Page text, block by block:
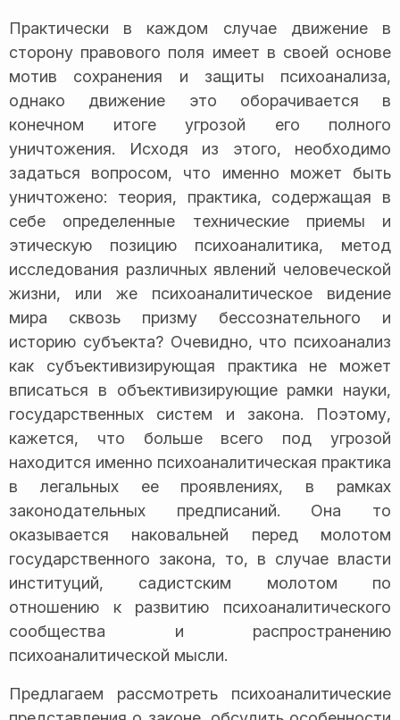
Практически в каждом случае движение в
сторону правового поля имеет в своей основе
мотив сохранения и защиты психоанализа,
однако движение это оборачивается в
конечном итоге угрозой его полного
уничтожения. Исходя из этого, необходимо
задаться вопросом, что именно может быть
уничтожено: теория, практика, содержащая в
себе определенные технические приемы и
этическую позицию психоаналитика, метод
исследования различных явлений человеческой
жизни, или же психоаналитическое видение
мира сквозь призму бессознательного и
историю субъекта? Очевидно, что психоанализ
как субъективизирующая практика не может
вписаться в объективизирующие рамки науки,
государственных систем и закона. Поэтому,
кажется, что больше всего под угрозой
находится именно психоаналитическая практика
в легальных ее проявлениях, в рамках
законодательных предписаний. Она то
оказывается наковальней перед молотом
государственного закона, то, в случае власти
институций, садистским молотом по
отношению к развитию психоаналитического
сообщества и распространению
психоаналитической мысли.
Предлагаем рассмотреть психоаналитические